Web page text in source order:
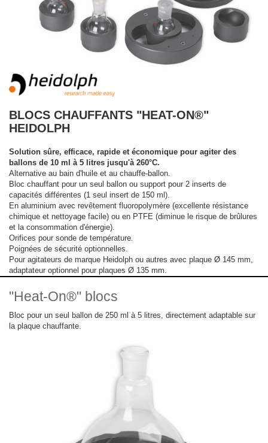
BLOCS CHAUFFANTS "HEAT-ON®"
HEIDOLPH
Solution sûre, efficace, rapide et économique pour agiter des
ballons de 10 ml à 5 litres jusqu'à 260°C.
Alternative au bain d'huile et au chauffe-ballon.
Bloc chauffant pour un seul ballon ou support pour 2 inserts de
capacités différentes (1 seul insert de 150 ml).
En aluminium avec revêtement fluoropolymère (excellente résistance
chimique et nettoyage facile) ou en PTFE (diminue le risque de brûlures
et la consommation d'énergie).
Orifices pour sonde de température.
Poignées de sécurité optionnelles.
Pour agitateurs de marque Heidolph ou autres avec plaque Ø 145 mm,
adaptateur optionnel pour plaques Ø 135 mm.
"Heat-On®" blocs
Bloc pour un seul ballon de 250 ml à 5 litres, directement adaptable sur
la plaque chauffante.